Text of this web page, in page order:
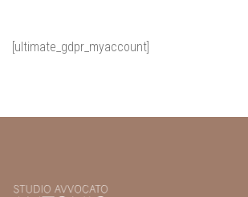
[ultimate_gdpr_myaccount]